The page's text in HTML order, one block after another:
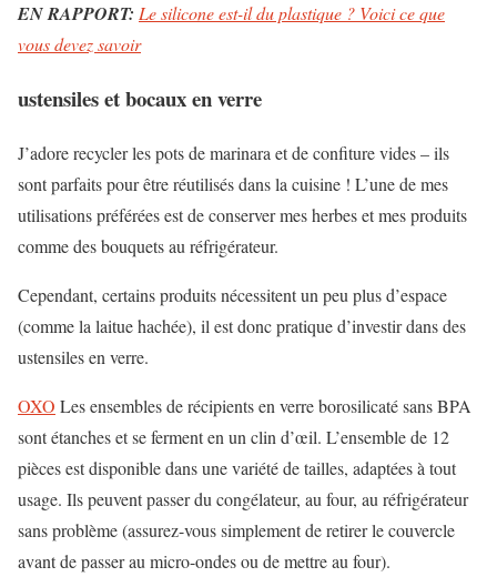
EN RAPPORT: Le silicone est-il du plastique ? Voici ce que
vous devez savoir
ustensiles et bocaux en verre
J’adore recycler les pots de marinara et de confiture vides – ils
sont parfaits pour être réutilisés dans la cuisine ! L’une de mes
utilisations préférées est de conserver mes herbes et mes produits
comme des bouquets au réfrigérateur.
Cependant, certains produits nécessitent un peu plus d’espace
(comme la laitue hachée), il est donc pratique d’investir dans des
ustensiles en verre.
OXO Les ensembles de récipients en verre borosilicaté sans BPA
sont étanches et se ferment en un clin d’œil. L’ensemble de 12
pièces est disponible dans une variété de tailles, adaptées à tout
usage. Ils peuvent passer du congélateur, au four, au réfrigérateur
sans problème (assurez-vous simplement de retirer le couvercle
avant de passer au micro-ondes ou de mettre au four).